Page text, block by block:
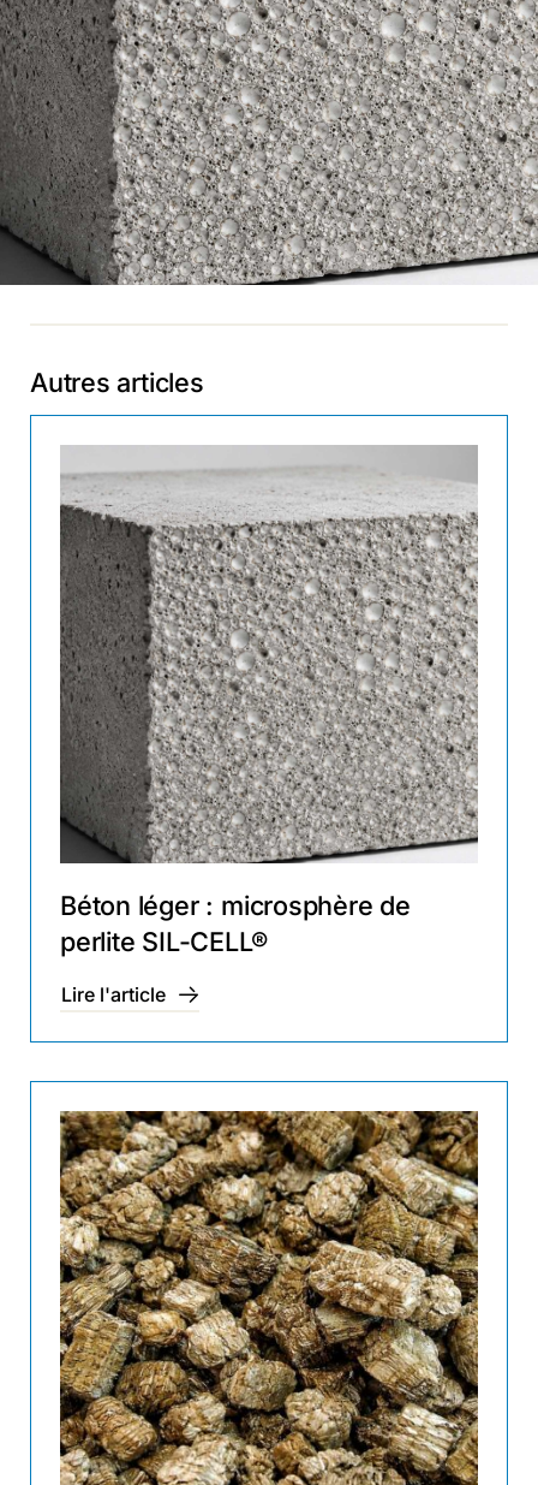
Autres articles
Béton léger : microsphère de
perlite SIL-CELL®
Lire l'article